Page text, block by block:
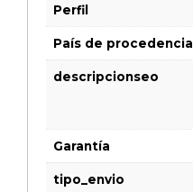
Perfil
País de procedencia
descripcionseo
Garantía
tipo_envio